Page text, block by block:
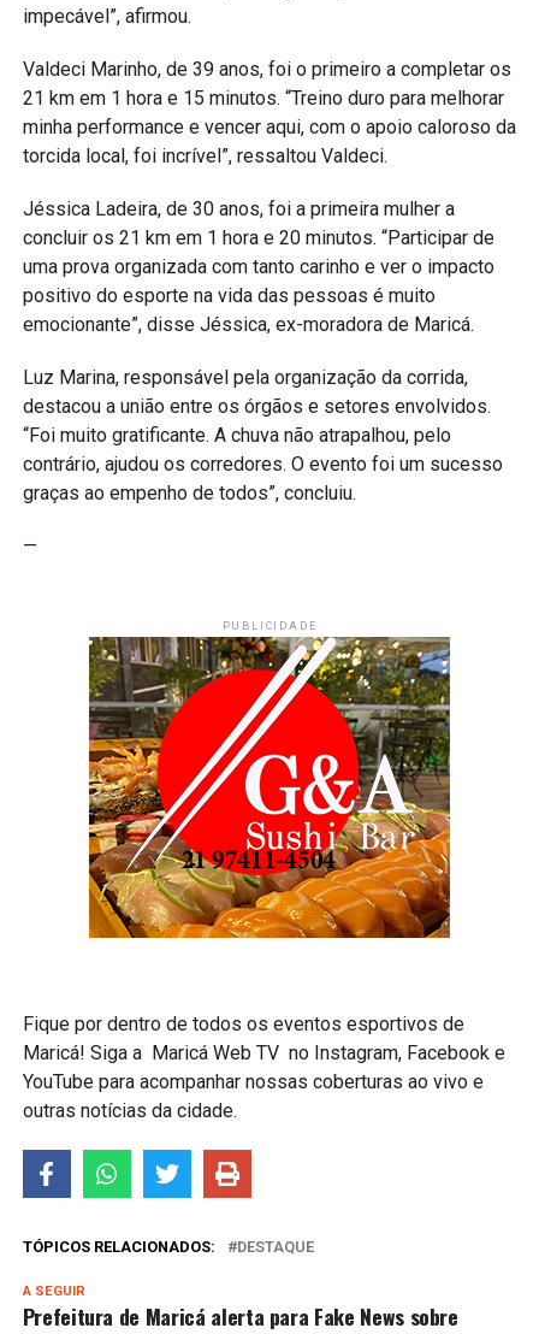
impecável”, afirmou.
Valdeci Marinho, de 39 anos, foi o primeiro a completar os
21 km em 1 hora e 15 minutos. “Treino duro para melhorar
minha performance e vencer aqui, com o apoio caloroso da
torcida local, foi incrível”, ressaltou Valdeci.
Jéssica Ladeira, de 30 anos, foi a primeira mulher a
concluir os 21 km em 1 hora e 20 minutos. “Participar de
uma prova organizada com tanto carinho e ver o impacto
positivo do esporte na vida das pessoas é muito
emocionante”, disse Jéssica, ex-moradora de Maricá.
Luz Marina, responsável pela organização da corrida,
destacou a união entre os órgãos e setores envolvidos.
“Foi muito gratificante. A chuva não atrapalhou, pelo
contrário, ajudou os corredores. O evento foi um sucesso
graças ao empenho de todos”, concluiu.
—
PUBLICIDADE
Fique por dentro de todos os eventos esportivos de
Maricá! Siga a Maricá Web TV no Instagram, Facebook e
YouTube para acompanhar nossas coberturas ao vivo e
outras notícias da cidade.
TÓPICOS RELACIONADOS: DESTAQUE
A SEGUIR
Prefeitura de Maricá alerta para Fake News sobre